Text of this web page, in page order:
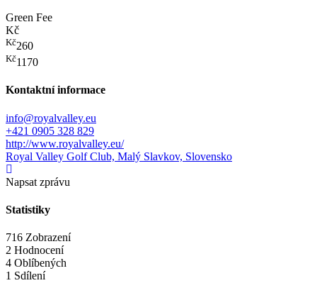
Green Fee
Kč
Kč260
Kč1170
Kontaktní informace
info@royalvalley.eu
+421 0905 328 829
http://www.royalvalley.eu/
Royal Valley Golf Club, Malý Slavkov, Slovensko
Napsat zprávu
Statistiky
716 Zobrazení
2 Hodnocení
4 Oblíbených
1 Sdílení